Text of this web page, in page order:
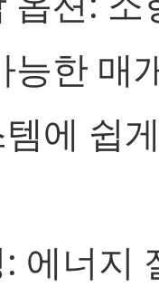
능한 매
에 쉽
에너지